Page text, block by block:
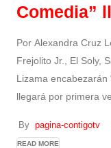
Comedia”
Por Alexandra Cruz Los populares y divertidos Luigi Carbajal,
Frejolito Jr., El Soly,
Lizama encabezarán
llegará por primera
By pagina-contigotv
READ MORE